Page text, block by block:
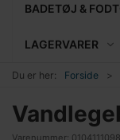
BADETØJ &
LAGERVARER
Du er her: Forside
Varenummer: